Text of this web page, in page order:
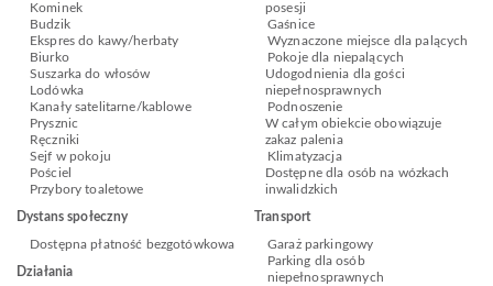
Kominek
Budzik
Ekspres do kawy/herbaty
Biurko
Suszarka do włosów
Lodówka
Kanały satelitarne/kablowe
Prysznic
Ręczniki
Sejf w pokoju
Pościel
Przybory toaletowe
Dystans społeczny
Dostępna płatność bezgotówkowa
Działania
posesji
Gaśnice
Wyznaczone miejsce dla palących
Pokoje dla niepalących
Udogodnienia dla gości
niepełnosprawnych
Podnoszenie
W całym obiekcie obowiązuje
zakaz palenia
Klimatyzacja
Dostępne dla osób na wózkach
inwalidzkich
Transport
Garaż parkingowy
Parking dla osób
niepełnosprawnych